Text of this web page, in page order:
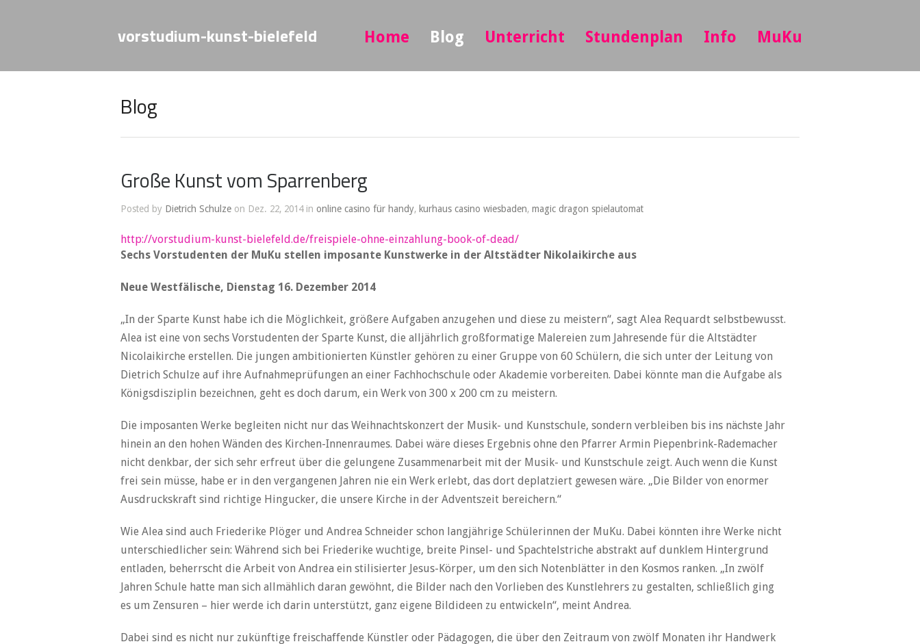
vorstudium-kunst-bielefeld Home Blog Unterricht Stundenplan Info MuKu
Blog
Große Kunst vom Sparrenberg
Posted by Dietrich Schulze on Dez. 22, 2014 in online casino für handy, kurhaus casino wiesbaden, magic dragon spielautomat
http://vorstudium-kunst-bielefeld.de/freispiele-ohne-einzahlung-book-of-dead/
Sechs Vorstudenten der MuKu stellen imposante Kunstwerke in der Altstädter Nikolaikirche aus
Neue Westfälische, Dienstag 16. Dezember 2014
„In der Sparte Kunst habe ich die Möglichkeit, größere Aufgaben anzugehen und diese zu meistern“, sagt Alea Requardt selbstbewusst.
Alea ist eine von sechs Vorstudenten der Sparte Kunst, die alljährlich großformatige Malereien zum Jahresende für die Altstädter
Nicolaikirche erstellen. Die jungen ambitionierten Künstler gehören zu einer Gruppe von 60 Schülern, die sich unter der Leitung von
Dietrich Schulze auf ihre Aufnahmeprüfungen an einer Fachhochschule oder Akademie vorbereiten. Dabei könnte man die Aufgabe als
Königsdisziplin bezeichnen, geht es doch darum, ein Werk von 300 x 200 cm zu meistern.
Die imposanten Werke begleiten nicht nur das Weihnachtskonzert der Musik- und Kunstschule, sondern verbleiben bis ins nächste Jahr
hinein an den hohen Wänden des Kirchen-Innenraumes. Dabei wäre dieses Ergebnis ohne den Pfarrer Armin Piepenbrink-Rademacher
nicht denkbar, der sich sehr erfreut über die gelungene Zusammenarbeit mit der Musik- und Kunstschule zeigt. Auch wenn die Kunst
frei sein müsse, habe er in den vergangenen Jahren nie ein Werk erlebt, das dort deplatziert gewesen wäre. „Die Bilder von enormer
Ausdruckskraft sind richtige Hingucker, die unsere Kirche in der Adventszeit bereichern.“
Wie Alea sind auch Friederike Plöger und Andrea Schneider schon langjährige Schülerinnen der MuKu. Dabei könnten ihre Werke nicht
unterschiedlicher sein: Während sich bei Friederike wuchtige, breite Pinsel- und Spachtelstriche abstrakt auf dunklem Hintergrund
entladen, beherrscht die Arbeit von Andrea ein stilisierter Jesus-Körper, um den sich Notenblätter in den Kosmos ranken. „In zwölf
Jahren Schule hatte man sich allmählich daran gewöhnt, die Bilder nach den Vorlieben des Kunstlehrers zu gestalten, schließlich ging
es um Zensuren – hier werde ich darin unterstützt, ganz eigene Bildideen zu entwickeln“, meint Andrea.
Dabei sind es nicht nur zukünftige freischaffende Künstler oder Pädagogen, die über den Zeitraum von zwölf Monaten ihr Handwerk